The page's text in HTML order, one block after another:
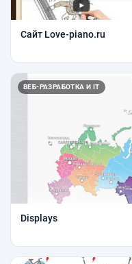
Сайт Love-piano.ru
ВЕБ-РАЗРАБОТКА И IT
Displays